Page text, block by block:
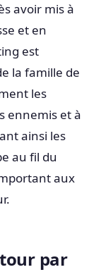
avoir mis à
et en
est
la famille de
les
ennemis et à
ainsi les
au fil du
aux
par